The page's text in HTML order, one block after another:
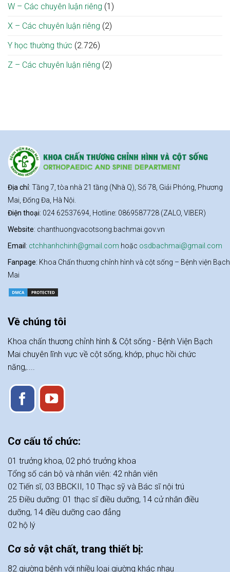
W – Các chuyên luận riêng (1)
X – Các chuyên luận riêng (2)
Y học thường thức (2.726)
Z – Các chuyên luận riêng (2)
Địa chỉ: Tầng 7, tòa nhà 21 tầng (Nhà Q), Số 78, Giải Phóng, Phương
Mai, Đống Đa, Hà Nội.
Điện thoại: 024 62537694, Hotline: 0869587728 (ZALO, VIBER)
Website: chanthuongvacotsong.bachmai.gov.vn
Email : ctchhanhchinh@gmail.com hoặc osdbachmai@gmail.com
Fanpage: Khoa Chấn thương chỉnh hình và cột sống – Bệnh viện Bạch
Mai
Về chúng tôi
Khoa chấn thương chỉnh hình & Cột sống - Bệnh Viện Bạch
Mai chuyên lĩnh vực về cột sống, khớp, phục hồi chức
năng,....
Cơ cấu tổ chức:
01 trưởng khoa, 02 phó trưởng khoa
Tổng số cán bộ và nhân viên: 42 nhân viên
02 Tiến sĩ, 03 BBCKII, 10 Thạc sỹ và Bác sĩ nội trú
25 Điều dưỡng: 01 thạc sĩ điều dưỡng, 14 cử nhân điều
dưỡng, 14 điều dưỡng cao đẳng
02 hộ lý
Cơ sở vật chất, trang thiết bị:
82 giường bệnh với nhiều loại giường khác nhau